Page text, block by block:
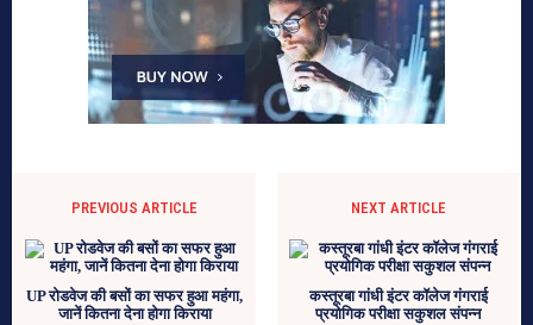
PREVIOUS ARTICLE
UP रोडवेज की बसों का सफर हुआ महंगा,
जानें कितना देना होगा किराया
NEXT ARTICLE
कस्तूरबा गांधी इंटर कॉलेज गंगराई
प्रयोगिक परीक्षा सकुशल संपन्न